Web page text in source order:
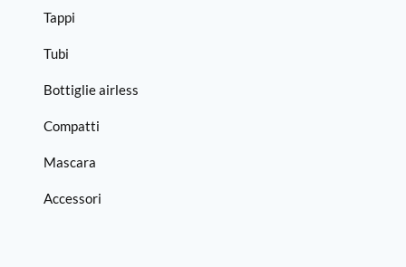
Tappi
Tubi
Bottiglie airless
Compatti
Mascara
Accessori